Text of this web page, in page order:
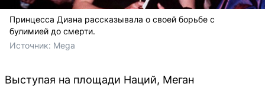
Принцесса Диана рассказывала о своей борьбе с
булимией до смерти.
Источник: Mega
Выступая на площади Наций, Меган